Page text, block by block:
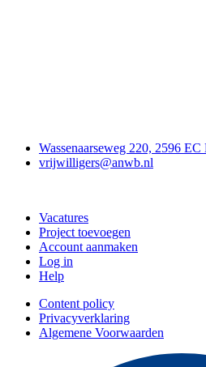
Wassenaarseweg 220, 2596
vrijwilligers@anwb.nl
Vacatures
Project toevoegen
Account aanmaken
Log in
Help
Content policy
Privacyverklaring
Algemene Voorwaarden